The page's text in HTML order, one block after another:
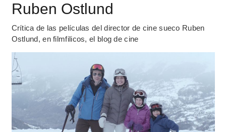
Ruben Ostlund
Crítica de las películas del director de cine sueco Ruben
Ostlund, en filmfilicos, el blog de cine